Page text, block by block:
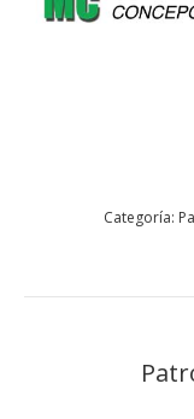
Categoría:
álbumes